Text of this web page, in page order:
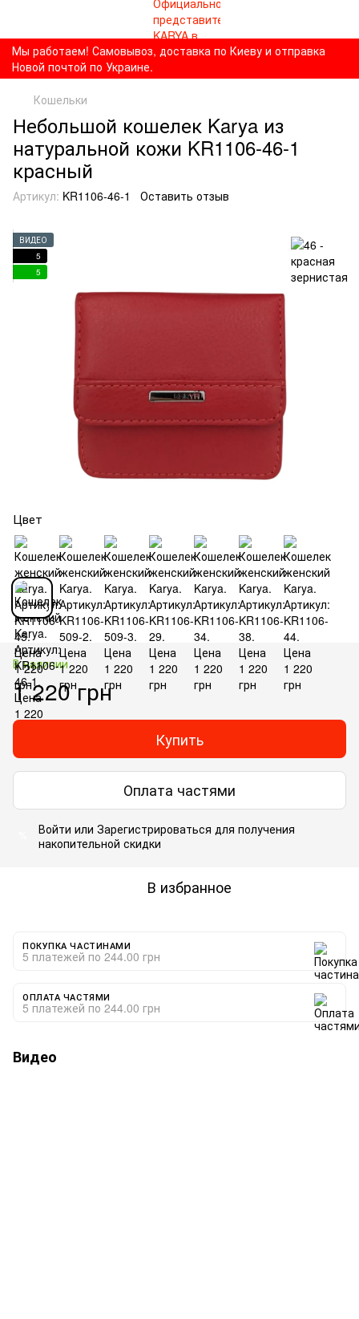
Мы работаем! Самовывоз, доставка по Киеву и отправка
Новой почтой по Украине.
Кошельки
Небольшой кошелек Karya из
натуральной кожи KR1106-46-1
красный
Артикул: KR1106-46-1 Оставить отзыв
ВИДЕО
5
5
Цвет
В наличии
1 220 грн
Купить
Оплата частями
Войти или Зарегистрироваться для получения
накопительной скидки
В избранное
ПОКУПКА ЧАСТИНАМИ
5 платежей по 244.00 грн
ОПЛАТА ЧАСТЯМИ
5 платежей по 244.00 грн
Видео